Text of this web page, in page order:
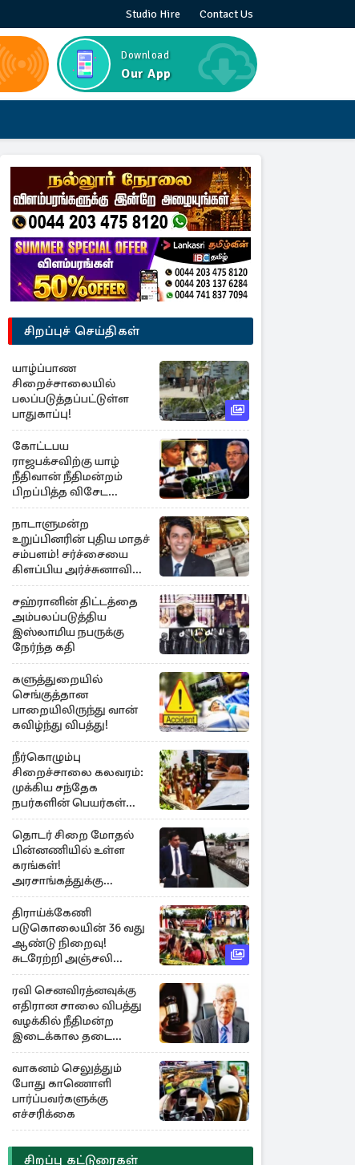
Studio Hire Contact Us
Download
Our App
சிறப்புச் செய்திகள்
யாழ்ப்பாண
சிறைச்சாலையில்
பலப்படுத்தப்பட்டுள்ள
பாதுகாப்பு!
கோட்டபய
ராஜபக்சவிற்கு யாழ்
நீதிவான் நீதிமன்றம்
பிறப்பித்த விசேட
உத்தரவு!
நாடாளுமன்ற
உறுப்பினரின் புதிய மாதச்
சம்பளம்! சர்ச்சையை
கிளப்பிய அர்ச்சுனாவின்
அறிக்கை
சஹ்ரானின் திட்டத்தை
அம்பலப்படுத்திய
இஸ்லாமிய நபருக்கு
நேர்ந்த கதி
களுத்துறையில்
செங்குத்தான
பாறையிலிருந்து வான்
கவிழ்ந்து விபத்து!
நீர்கொழும்பு
சிறைச்சாலை கலவரம்:
முக்கிய சந்தேக
நபர்களின் பெயர்கள்
நீதிமன்றில் சமர்ப்பிப்பு!
தொடர் சிறை மோதல்
பின்னணியில் உள்ள
கரங்கள்!
அரசாங்கத்துக்கு
கிடைத்த புலனாய்வு
தகவல்
திராய்க்கேணி
படுகொலையின் 36 வது
ஆண்டு நிறைவு!
சுடரேற்றி அஞ்சலி
செலுத்திய மக்கள்
ரவி செனவிரத்னவுக்கு
எதிரான சாலை விபத்து
வழக்கில் நீதிமன்ற
இடைக்கால தடை
உத்தரவு!
வாகனம் செலுத்தும்
போது காணொளி
பார்ப்பவர்களுக்கு
எச்சரிக்கை
சிறப்பு கட்டுரைகள்